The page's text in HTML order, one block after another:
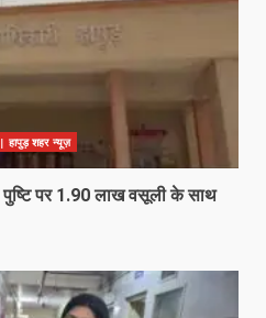
शहर न्यूज़
पुष्टि पर 1.90 लाख वसूली के साथ